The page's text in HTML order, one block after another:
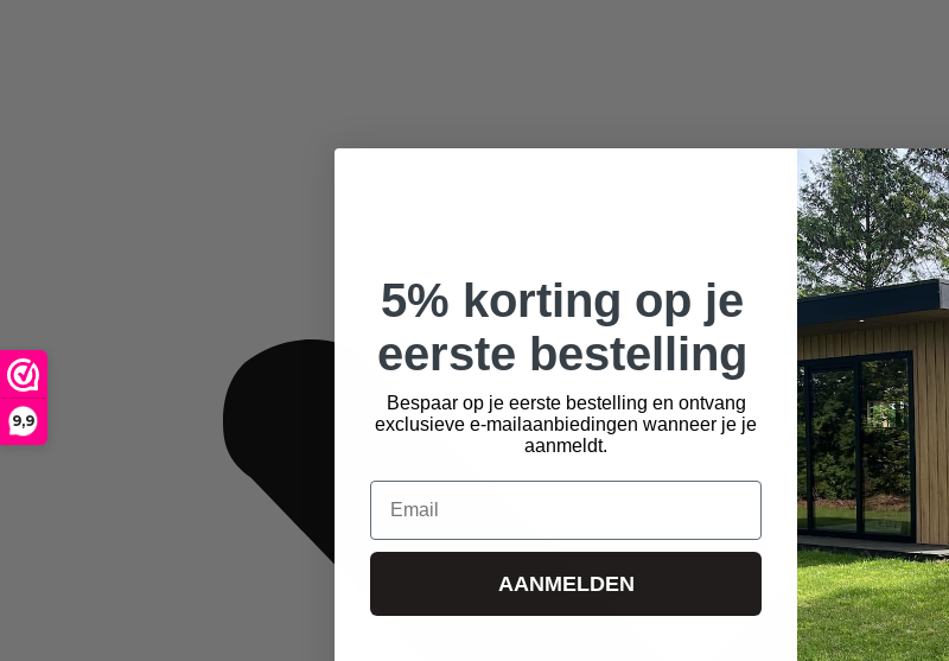
9,9
5% korting op je
eerste bestelling
Bespaar op je eerste bestelling en ontvang
exclusieve e-mailaanbiedingen wanneer je je
aanmeldt.
Email
AANMELDEN